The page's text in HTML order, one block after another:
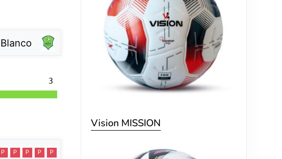
3
P P P P P
Vision MISSION